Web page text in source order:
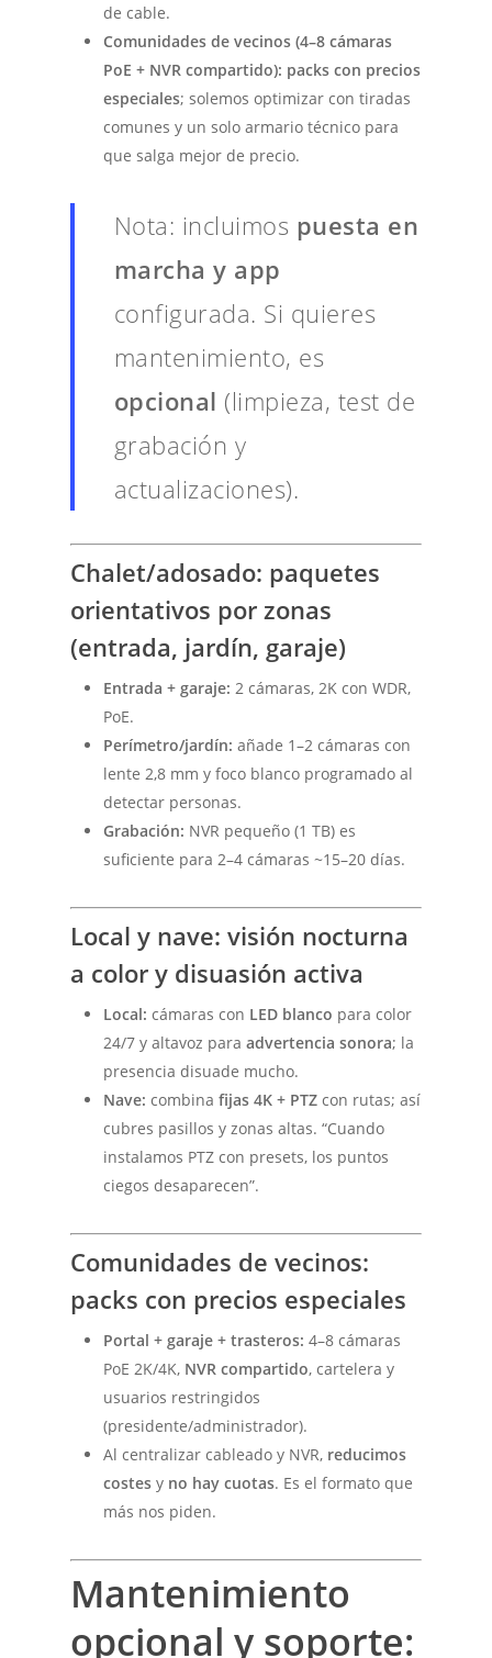
de cable.
Comunidades de vecinos (4–8 cámaras
PoE + NVR compartido): packs con precios
especiales; solemos optimizar con tiradas
comunes y un solo armario técnico para
que salga mejor de precio.
Nota: incluimos puesta en
marcha y app
configurada. Si quieres
mantenimiento, es
opcional (limpieza, test de
grabación y
actualizaciones).
Chalet/adosado: paquetes
orientativos por zonas
(entrada, jardín, garaje)
Entrada + garaje: 2 cámaras, 2K con WDR,
PoE.
Perímetro/jardín: añade 1–2 cámaras con
lente 2,8 mm y foco blanco programado al
detectar personas.
Grabación: NVR pequeño (1 TB) es
suficiente para 2–4 cámaras ~15–20 días.
Local y nave: visión nocturna
a color y disuasión activa
Local: cámaras con LED blanco para color
24/7 y altavoz paraadvertencia sonora; la
presencia disuade mucho.
Nave: combinafijas 4K + PTZ con rutas; así
cubres pasillos y zonas altas. “Cuando
instalamos PTZ con presets, los puntos
ciegos desaparecen”.
Comunidades de vecinos:
packs con precios especiales
Portal + garaje + trasteros: 4–8 cámaras
PoE 2K/4K, NVR compartido, cartelera y
usuarios restringidos
(presidente/administrador).
Al centralizar cableado y NVR, reducimos
costes y no hay cuotas. Es el formato que
más nos piden.
Mantenimiento
opcional y soporte: